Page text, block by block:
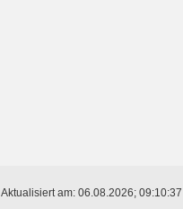
Aktualisiert am: 06.08.2026; 09:10:37